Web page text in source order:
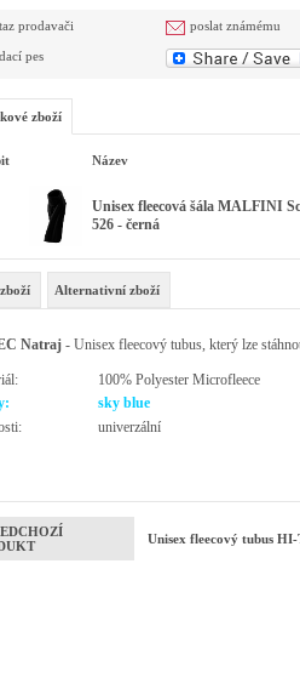
prodavači poslat známému
pes
zboží
Název
Unisex fleecová šála MALFINI
526 - černá
Alternativní zboží
Natraj - Unisex fleecový tubus, který lze
100% Polyester Microfleece
sky blue
univerzální
Unisex fleecový tubus